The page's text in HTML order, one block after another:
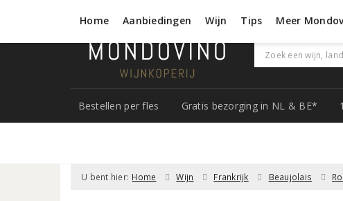
Bestellen per fles Gratis bezorging in NL & BE*
Home Aanbiedingen Wijn Tips Meer
U bent hier: Home Wijn Frankrijk Beaujolais